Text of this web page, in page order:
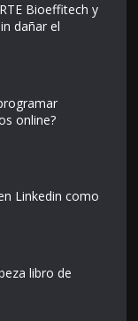
Bioeffitech y
dañar el
online?
Linkedin como
libro de